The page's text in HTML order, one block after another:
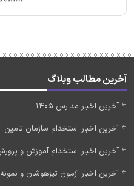
آخرین مطالب وبلاگ
آخرین اخبار مدارس 1405
آخرین اخبار استخدام سازمان تامین اجتماعی
آخرین اخبار استخدام آموزش و پرورش 1405 (به
آخرین اخبار آزمون تیزهوشان و